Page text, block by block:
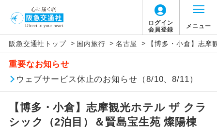
ログイン
会員登録
メニュー
阪急交通社トップ > 国内旅行 > 名古屋 > 【博多・小倉】志
重要なお知らせ
ウェブサービス休止のお知らせ（8/10、8/11）
【博多・小倉】志摩観光ホテル ザ クラ
シック（2泊目）＆賢島宝生苑 燦陽棟
アイコン 説明
添乗員同行
往路出発空港（駅）から復路到着空港
（駅）まで同行します。
現地添乗員同
現地到着空港（駅）から最終日出発空港
（駅）まで添乗員が同行します。